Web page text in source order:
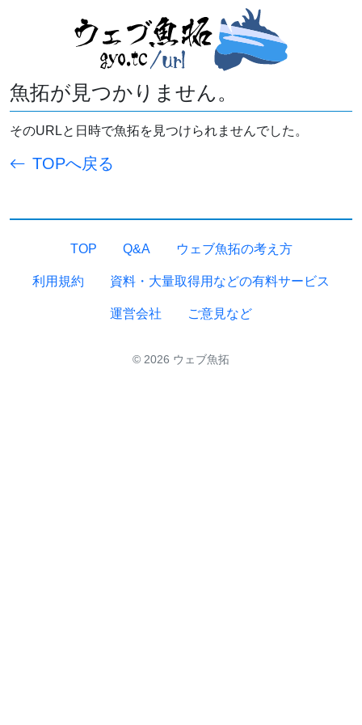
魚拓が見つかりません。
そのURLと日時で魚拓を見つけられませんでした。
TOPへ戻る
TOP Q&A ウェブ魚拓の考え方
利用規約 資料・大量取得用などの有料サービス
運営会社 ご意見など
© 2026 ウェブ魚拓